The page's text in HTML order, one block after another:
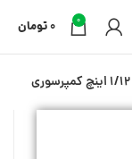
0
0تومان